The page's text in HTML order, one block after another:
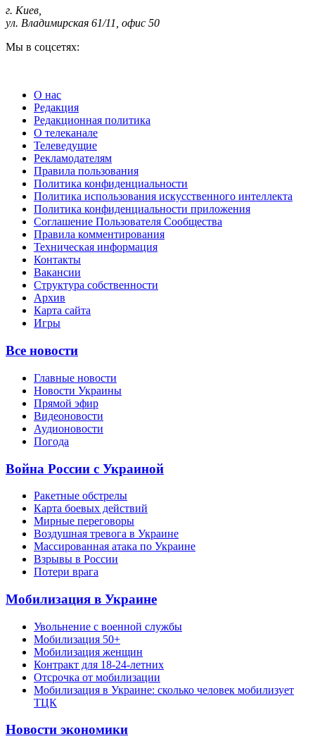
г. Киев
ул. Владимирская 61/11, офис 50
Мы в соцсетях:
О нас
Редакция
Редакционная политика
О телеканале
Телеведущие
Рекламодателям
Правила пользования
Политика конфиденциальности
Политика использования искусственного интеллекта
Политика конфиденциальности приложения
Соглашение Пользователя Сообщества
Правила комментирования
Техническая информация
Контакты
Вакансии
Структура собственности
Архив
Карта сайта
Игры
Все новости
Главные новости
Новости Украины
Прямой эфир
Видеоновости
Аудионовости
Погода
Война России с Украиной
Ракетные обстрелы
Карта боевых действий
Мирные переговоры
Воздушная тревога в Украине
Массированная атака по Украине
Взрывы в России
Потери врага
Мобилизация в Украине
Увольнение с военной службы
Мобилизация 50+
Мобилизация женщин
Контракт для 18-24-летних
Отсрочка от мобилизации
Мобилизация в Украине: сколько человек мобилизует
ТЦК
Новости экономики